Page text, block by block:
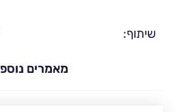
שיתוף:
מאמרים